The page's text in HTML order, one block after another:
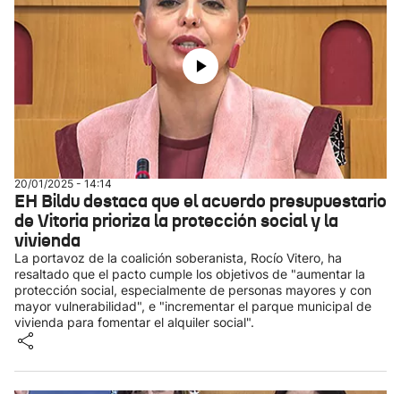
20/01/2025 - 14:14
EH Bildu destaca que el acuerdo presupuestario
de Vitoria prioriza la protección social y la
vivienda
La portavoz de la coalición soberanista, Rocío Vitero, ha
resaltado que el pacto cumple los objetivos de "aumentar la
protección social, especialmente de personas mayores y con
mayor vulnerabilidad", e "incrementar el parque municipal de
vivienda para fomentar el alquiler social".